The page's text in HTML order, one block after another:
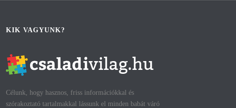
KIK VAGYUNK?
Célunk, hogy hasznos, friss információkkal és
szórakoztató tartalmakkal lássunk el minden babát váró